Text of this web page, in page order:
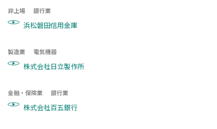
非上場 銀行業
浜松磐田信用金庫
製造業 電気機器
株式会社日立製作所
金融・保険業 銀行業
株式会社百五銀行